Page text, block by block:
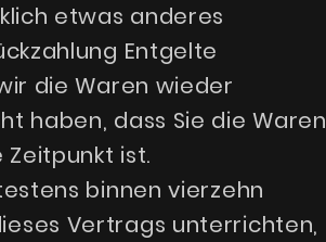
etwas anderes
Entgelte
die Waren wieder
haben, dass Sie die Waren
ist.
binnen vierzehn
Vertrags unterrichten,